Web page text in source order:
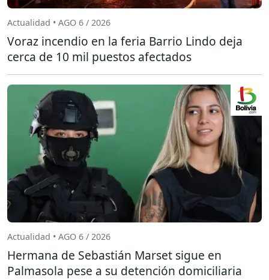
Actualidad • AGO 6 / 2026
Voraz incendio en la feria Barrio Lindo deja
cerca de 10 mil puestos afectados
Actualidad • AGO 6 / 2026
Hermana de Sebastián Marset sigue en
Palmasola pese a su detención domiciliaria